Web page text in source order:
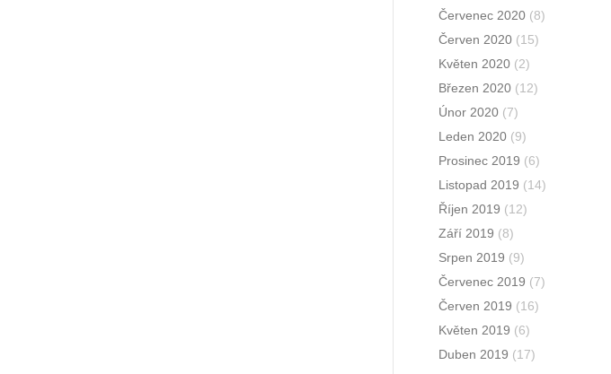
Červenec 2020 (8)
Červen 2020 (15)
Květen 2020 (2)
Březen 2020 (12)
Únor 2020 (7)
Leden 2020 (9)
Prosinec 2019 (6)
Listopad 2019 (14)
Říjen 2019 (12)
Září 2019 (8)
Srpen 2019 (9)
Červenec 2019 (7)
Červen 2019 (16)
Květen 2019 (6)
Duben 2019 (17)